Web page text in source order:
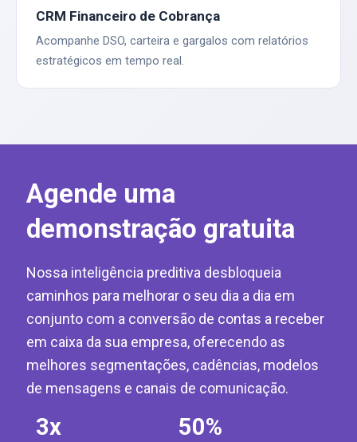
CRM Financeiro de Cobrança
Acompanhe DSO, carteira e gargalos com relatórios
estratégicos em tempo real.
Agende uma
demonstração gratuita
Nossa inteligência preditiva desbloqueia
caminhos para melhorar o seu dia a dia em
conjunto com a conversão de contas a receber
em caixa da sua empresa, oferecendo as
melhores segmentações, cadências, modelos
de mensagens e canais de comunicação.
3x 50%